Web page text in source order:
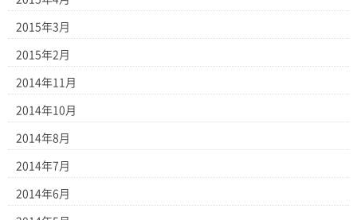
2015年3月
2015年2月
2014年11月
2014年10月
2014年8月
2014年7月
2014年6月